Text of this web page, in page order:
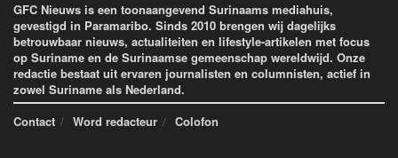
GFC Nieuws is een toonaangevend Surinaams mediahuis,
gevestigd in Paramaribo. Sinds 2010 brengen wij dagelijks
betrouwbaar nieuws, actualiteiten en lifestyle-artikelen met focus
op Suriname en de Surinaamse gemeenschap wereldwijd. Onze
redactie bestaat uit ervaren journalisten en columnisten, actief in
zowel Suriname als Nederland.
Contact
Word redacteur Colofon